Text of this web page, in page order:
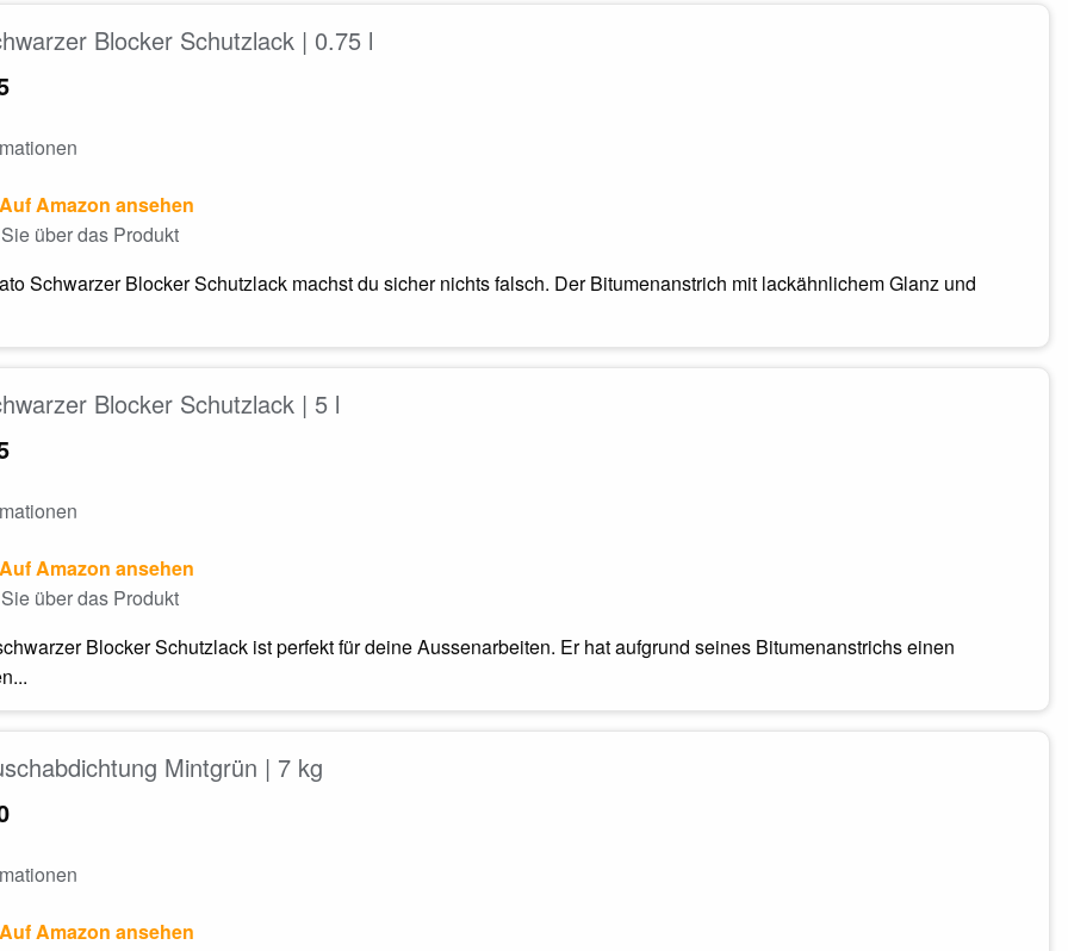
Blocker Schutzlack | 0.75 l
Amazon ansehen
über das Produkt
Schwarzer Blocker Schutzlack machst du sicher nichts falsch. Der Bitumenanstrich mit lackähnlichem Glanz und
Blocker Schutzlack | 5 l
Amazon ansehen
über das Produkt
Blocker Schutzlack ist perfekt für deine Aussenarbeiten. Er hat aufgrund seines Bitumenanstrichs einen
Mintgrün | 7 kg
Amazon ansehen